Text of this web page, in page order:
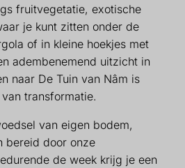
fruitvegetatie, exotische
je kunt zitten onder de
of in kleine hoekjes met
adembenemend uitzicht in
naar De Tuin van Nâm is
transformatie.
van eigen bodem,
bereid door onze
de week krijg je een